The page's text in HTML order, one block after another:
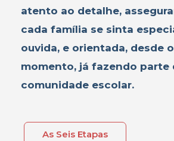
atento ao detalhe,
cada família se sinta
ouvida, e orientada, desde
momento, já fazendo parte
comunidade escolar.
As Seis Etapas